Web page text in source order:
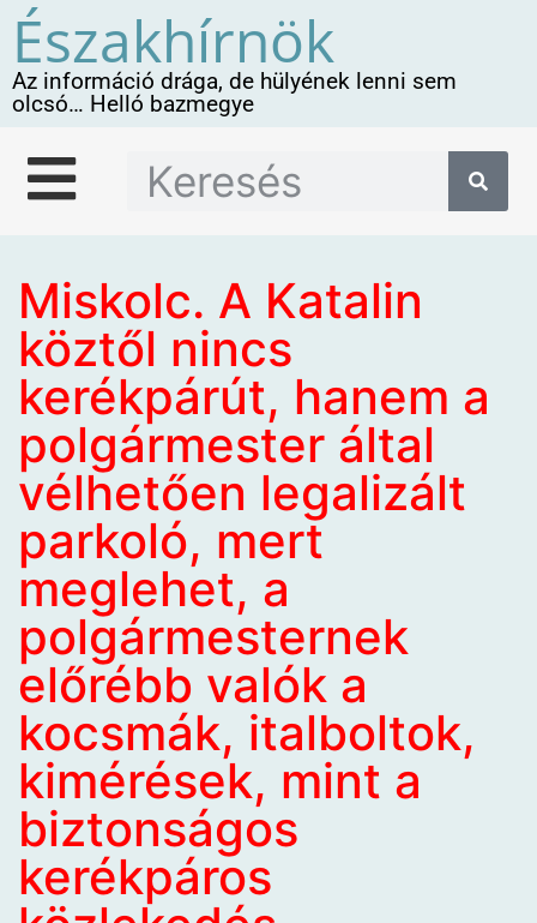
Északhírnök
Az információ drága, de hülyének lenni sem
olcsó… Helló bazmegye
Miskolc. A Katalin
köztől nincs
kerékpárút, hanem a
polgármester által
vélhetően legalizált
parkoló, mert
meglehet, a
polgármesternek
előrébb valók a
kocsmák, italboltok,
kimérések, mint a
biztonságos
kerékpáros